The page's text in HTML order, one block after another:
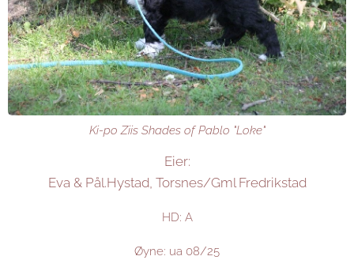
Ki-po Ziis Shades of Pablo "Loke"
Eier:
Eva & Pål.Hystad, Torsnes/Gml Fredrikstad
HD: A
Øyne: ua 08/25